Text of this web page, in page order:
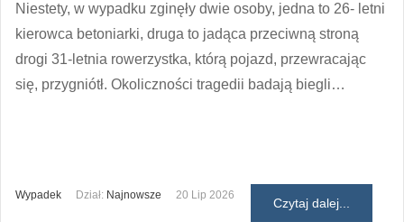
Niestety, w wypadku zginęły dwie osoby, jedna to 26- letni
kierowca betoniarki, druga to jadąca przeciwną stroną
drogi 31-letnia rowerzystka, którą pojazd, przewracając
się, przygniótł. Okoliczności tragedii badają biegli…
Wypadek Dział: Najnowsze 20 Lip 2026
Czytaj dalej...